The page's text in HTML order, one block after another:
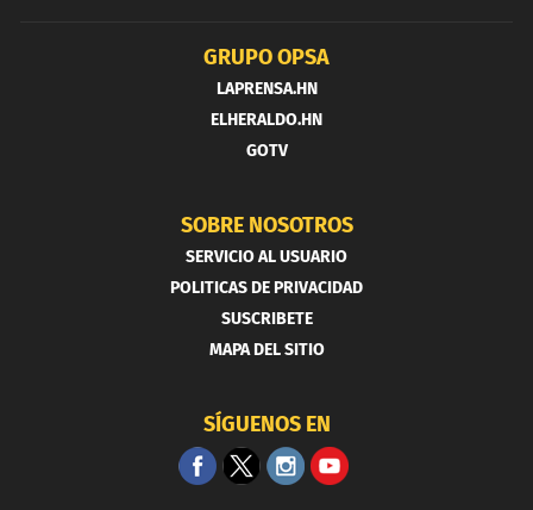
GRUPO OPSA
LAPRENSA.HN
ELHERALDO.HN
GOTV
SOBRE NOSOTROS
SERVICIO AL USUARIO
POLITICAS DE PRIVACIDAD
SUSCRIBETE
MAPA DEL SITIO
SÍGUENOS EN